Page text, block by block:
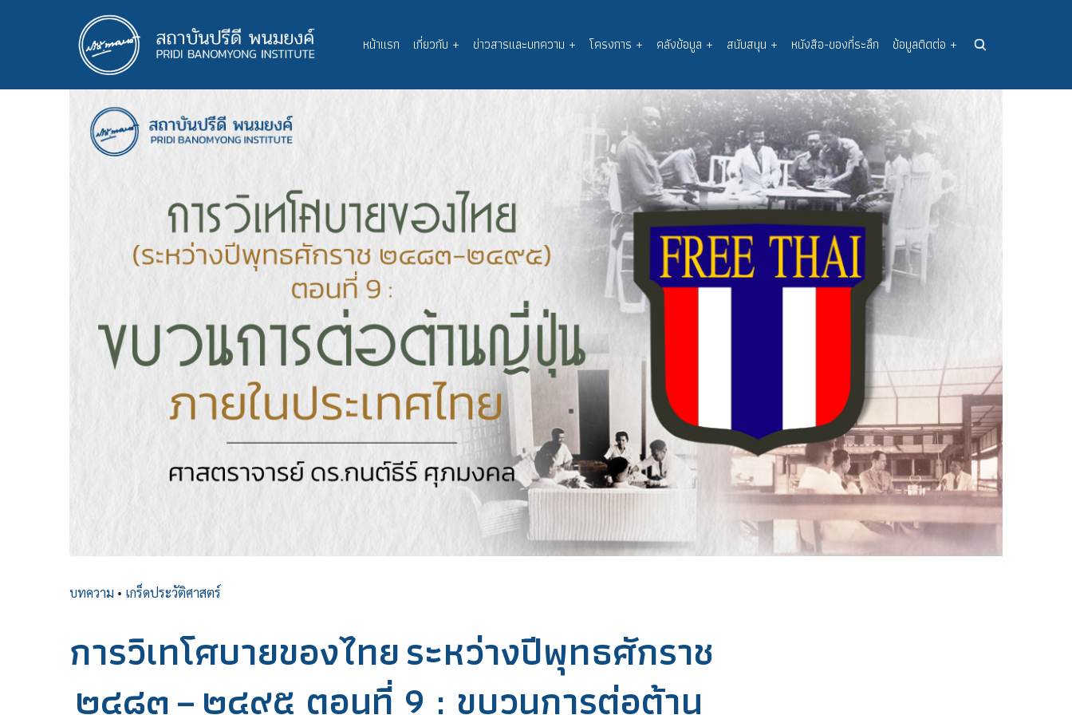
Main
navigation
หน้าแรก เกี่ยวกับ + ข่าวสารและบทความ + โครงการ + คลังข้อมูล + สนับสนุน + หนังสือ-ของที่ระลึก ข้อมูลติดต่อ +
บทความ • เกร็ดประวัติศาสตร์
การวิเทโศบายของไทย ระหว่างปีพุทธศักราช
๒๔๘๓ – ๒๔๙๕ ตอนที่ 9 : ขบวนการต่อต้าน